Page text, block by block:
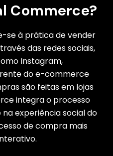
Commerce?
se à prática de vender
das redes sociais,
Instagram,
do e-commerce
são feitas em lojas
integra o processo
experiência social do
de compra mais